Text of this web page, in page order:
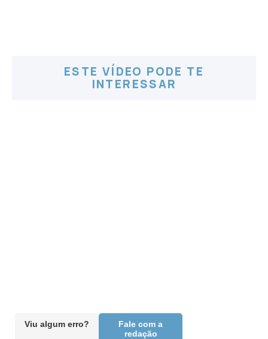
ESTE VÍDEO PODE TE
INTERESSAR
Viu algum erro?
Fale com a
redação